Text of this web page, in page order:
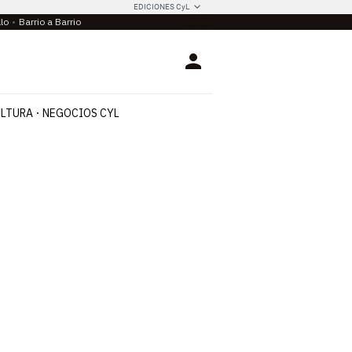
EDICIONES CyL
Barrio a Barrio
Login
NEGOCIOS CYL